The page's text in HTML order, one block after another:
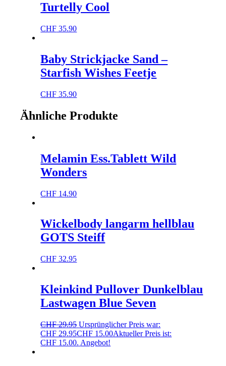
Turtelly Cool
CHF 35.90
Baby Strickjacke Sand –
Starfish Wishes Feetje
CHF 35.90
Ähnliche Produkte
Melamin Ess.Tablett Wild
Wonders
CHF 14.90
Wickelbody langarm hellblau
GOTS Steiff
CHF 32.95
Kleinkind Pullover Dunkelblau
Lastwagen Blue Seven
CHF29.95 Ursprünglicher Preis war:
CHF 29.95CHF 15.00Aktueller Preis ist:
CHF 15.00. Angebot!